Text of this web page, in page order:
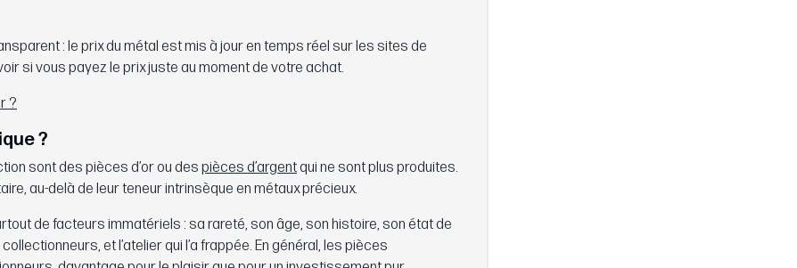
: le prix du métal est mis à jour en temps réel sur les sites de
si vous payez le prix juste au moment de votre achat.
?
?
sont des pièces d’or ou des pièces d’argentqui ne sont plus produites.
au-delà de leur teneur intrinsèque en métaux précieux.
de facteurs immatériels : sa rareté, son âge, son histoire, son état de
et l’atelier qui l’a frappée. En général, les pièces